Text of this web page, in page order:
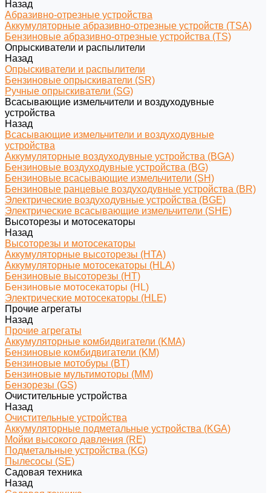
Назад
Абразивно-отрезные устройства
Аккумуляторные абразивно-отрезные устройств (TSA)
Бензиновые абразивно-отрезные устройства (TS)
Опрыскиватели и распылители
Назад
Опрыскиватели и распылители
Бензиновые опрыскиватели (SR)
Ручные опрыскиватели (SG)
Всасывающие измельчители и воздуходувные
устройства
Назад
Всасывающие измельчители и воздуходувные
устройства
Аккумуляторные воздуходувные устройства (BGA)
Бензиновые воздуходувные устройства (BG)
Бензиновые всасывающие измельчители (SH)
Бензиновые ранцевые воздуходувные устройства (BR)
Электрические воздуходувные устройства (BGE)
Электрические всасывающие измельчители (SHE)
Высоторезы и мотосекаторы
Назад
Высоторезы и мотосекаторы
Аккумуляторные высоторезы (HTA)
Аккумуляторные мотосекаторы (HLA)
Бензиновые высоторезы (HT)
Бензиновые мотосекаторы (HL)
Электрические мотосекаторы (HLE)
Прочие агрегаты
Назад
Прочие агрегаты
Аккумуляторные комбидвигатели (KMA)
Бензиновые комбидвигатели (KM)
Бензиновые мотобуры (BT)
Бензиновые мультимоторы (MM)
Бензорезы (GS)
Очистительные устройства
Назад
Очистительные устройства
Аккумуляторные подметальные устройства (KGA)
Мойки высокого давления (RE)
Подметальные устройства (KG)
Пылесосы (SE)
Садовая техника
Назад